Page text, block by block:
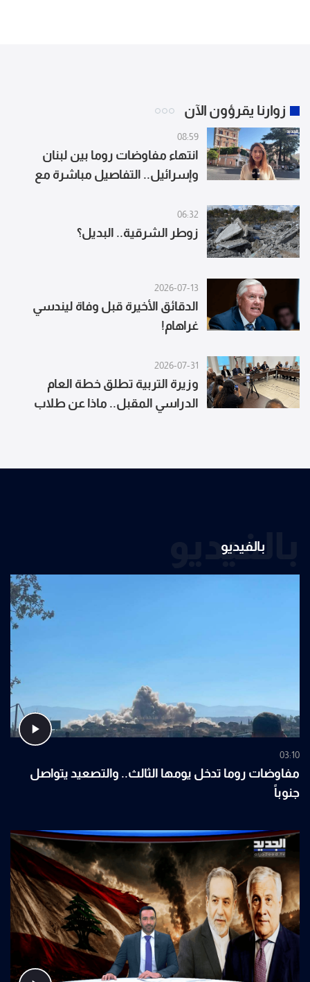
زوارنا يقرؤون الآن
08:59
انتهاء مفاوضات روما بين لبنان
وإسرائيل.. التفاصيل مباشرة مع
06:32
زوطر الشرقية.. البديل؟
2026-07-13
الدقائق الأخيرة قبل وفاة ليندسي
غراهام!
2026-07-31
وزيرة التربية تطلق خطة العام
الدراسي المقبل.. ماذا عن طلاب
بالفيديو
بالفيديو
03:10
مفاوضات روما تدخل يومها الثالث.. والتصعيد يتواصل
جنوباً